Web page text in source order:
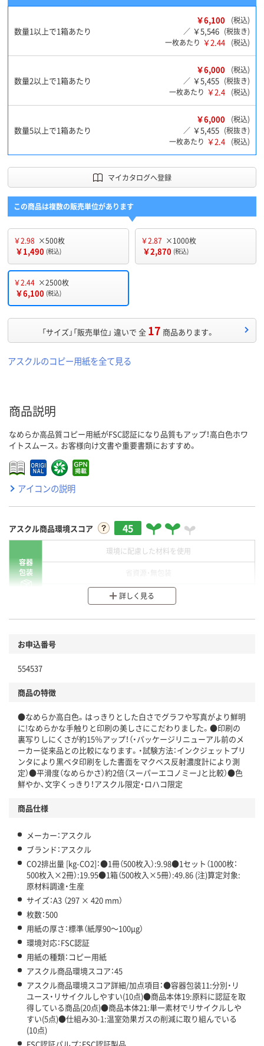
数量1以上で1箱あたり
￥6,100
(税込)
／ ￥5,546 (税抜き)
一枚あたり ￥2.44 (税込)
数量2以上で1箱あたり
￥6,000
(税込)
／ ￥5,455 (税抜き)
一枚あたり ￥2.4 (税込)
数量5以上で1箱あたり
￥6,000
(税込)
／ ￥5,455 (税抜き)
一枚あたり ￥2.4 (税込)
マイカタログへ登録
この商品は複数の販売単位があります
￥2.98 ×500枚
￥1,490 (税込)
￥2.87 ×1000枚
￥2,870 (税込)
￥2.44 ×2500枚
￥6,100 (税込)
「サイズ」「販売単位」 違いで 全 17 商品あります。
アスクルのコピー用紙を全て見る
商品説明
なめらか高品質コピー用紙がFSC認証になり品質もアップ！高白色ホワ
イトスムース。お客様向け文書や重要書類におすすめ。
アイコンの説明
アスクル商品環境スコア 45
容器
包装
環境に配慮した材料を使用
分別・リサイクルしやすい設計
商品
本体
仕組
アスクルで資源循環している
温室効果ガスなどの削減
この商品の環境配慮ポイントです。下記商品詳細「
アスクル商品環境スコア詳細／加点項目
」で確認できます。
詳しく見る
お申込番号
554537
商品の特徴
●なめらか高白色。はっきりとした白さでグラフや写真がより鮮明
に!なめらかな手触りと印刷の美しさにこだわりました。●印刷の
裏写りしにくさが約15％アップ！（・パッケージリニューアル前のメ
ーカー従来品との比較になります。・試験方法：インクジェットプリ
ンタにより黒ベタ印刷をした書面をマクベス反射濃度計により測
定）●平滑度（なめらかさ）約2倍（スーパーエコノミーJと比較）●色
鮮やか、文字くっきり！アスクル限定・ロハコ限定
商品仕様
メーカー：アスクル
ブランド：アスクル
CO2排出量 [kg-CO2]：●1冊（500枚入）:9.98●1セット（1000枚：
500枚入×2冊）:19.95●1箱（500枚入×5冊）:49.86 (注)算定対象:
原材料調達・生産
サイズ：A3 （297 × 420 mm）
枚数：500
用紙の厚さ：標準（紙厚90～100μg）
環境対応：FSC認証
用紙の種類：コピー用紙
アスクル商品環境スコア：45
アスクル商品環境スコア詳細/加点項目：●容器包装11:分別・リ
ユース・リサイクルしやすい(10点)●商品本体19:原料に認証を取
得している商品(20点)●商品本体21:単一素材でリサイクルしや
すい(5点)●仕組み30-1:温室効果ガスの削減に取り組んでいる
(10点)